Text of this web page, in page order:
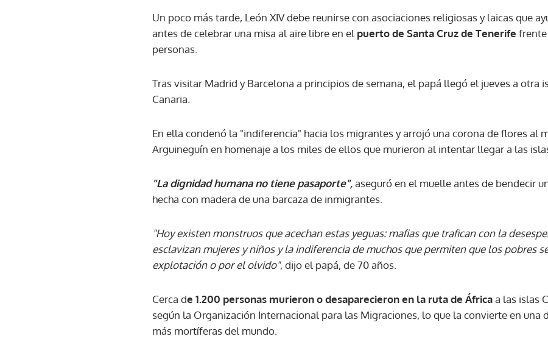
ACEPTAR
Un poco más tarde, León XIV debe reunirse con asociaciones religiosas y laicas que
antes de celebrar una misa al aire libre en el puerto de Santa Cruz de Tenerife frente
personas.
Tras visitar Madrid y Barcelona a principios de semana, el papá llegó el jueves a otra
Canaria.
En ella condenó la "indiferencia" hacia los migrantes y arrojó una corona de flores al
Arguineguín en homenaje a los miles de ellos que murieron al intentar llegar a las
"La dignidad humana no tiene pasaporte",aseguró en el muelle antes de bendecir
hecha con madera de una barcaza de inmigrantes.
"Hoy existen monstruos que acechan estas yeguas: mafias que trafican con la
esclavizan mujeres y niños y la indiferencia de muchos que permiten que los pobres
explotación o por el olvido", dijo el papá, de 70 años.
Cerca de 1.200 personas murieron o desaparecieron en la ruta de Áfricaa las islas
según la Organización Internacional para las Migraciones, lo que la convierte en una
más mortíferas del mundo.